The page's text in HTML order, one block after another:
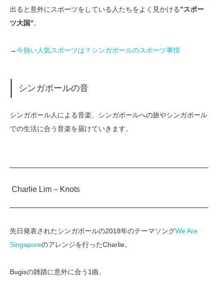
出ると意外にスポーツをしている人たちをよく見かける”スポー
ツ大国”。
→今熱い人気スポーツは？シンガポールのスポーツ事情
シンガポールの音
シンガポール人による音楽、シンガポールへの旅やシンガポール
での生活に合う音楽を届けていきます。
Charlie Lim – Knots
先日発表されたシンガポールの2018年のテーマソングWe Are
Singaporeのアレンジを行ったCharlie。
Bugisの雑踏に意外に合う1曲。